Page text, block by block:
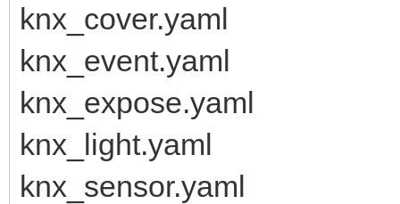
knx_cover.yaml
knx_event.yaml
knx_expose.yaml
knx_light.yaml
knx_sensor.yaml